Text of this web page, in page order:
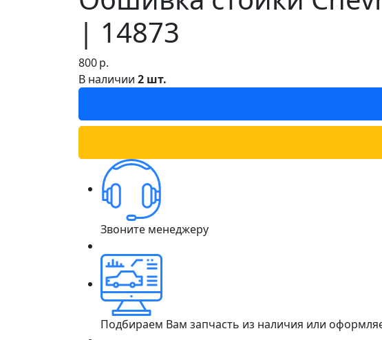
| 14873
800р.
В наличии 2 шт.
Звоните менеджеру
Подбираем Вам запчасть из наличия или